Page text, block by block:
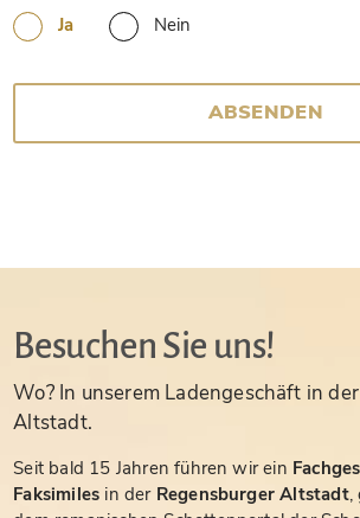
Ja
Nein
ABSENDEN
Besuchen Sie uns!
Wo? In unserem Ladengeschäft in
Altstadt.
Seit bald 15 Jahren führen wir ein
Faksimiles in der Regensburger Altstadt,